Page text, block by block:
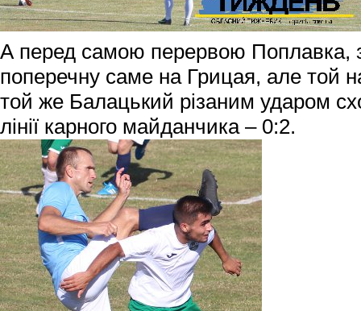
А перед самою перервою Поплавка,
поперечну саме на Грицая, але той
той же Балацький різаним ударом
лінії карного майданчика – 0:2.